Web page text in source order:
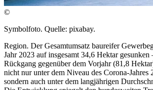
©
Symbolfoto. Quelle: pixabay.
Region. Der Gesamtumsatz baureifer
Jahr 2023 auf insgesamt 34,6 Hektar gesunken
Rückgang gegenüber dem Vorjahr (81,8
nicht nur unter dem Niveau des Corona-Jahres
sondern auch unter dem langjährigen